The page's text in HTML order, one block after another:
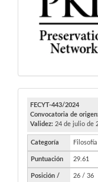
FECYT